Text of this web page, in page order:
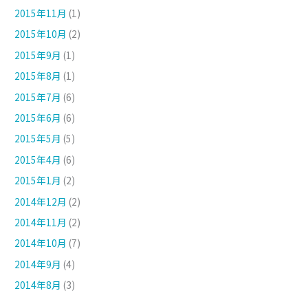
2015年11月 (1)
2015年10月 (2)
2015年9月 (1)
2015年8月 (1)
2015年7月 (6)
2015年6月 (6)
2015年5月 (5)
2015年4月 (6)
2015年1月 (2)
2014年12月 (2)
2014年11月 (2)
2014年10月 (7)
2014年9月 (4)
2014年8月 (3)